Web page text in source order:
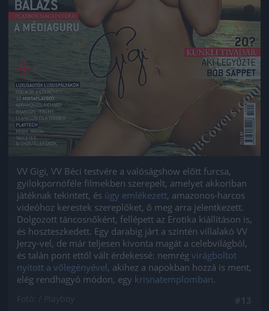
VV Gigi, VV Béci testvére a valóságshow előtt furcsa,
gyilokpornóféle filmekben szerepelt, amelyet akkoriban
játéknak tekintett, és úgy emlékezett, amazonos-harcos
videóhoz kerestek szereplőket, ő meg arra jelentkezett.
Dolgozott táncosnőként, fellépett az Erotika kiállításon is,
és hoszteszkedett. Egy darabig járt a szintén villalakó VV
Jerzy-vel, de már teljesen kivonta magát a celebvilágból,
és talán pont ettől vált érdekessé: nemrég virágboltot
nyitott a vőlegényével, akihez a napokban hozzá is ment,
elég rendhagyó módon, egy krisnatemplomban.